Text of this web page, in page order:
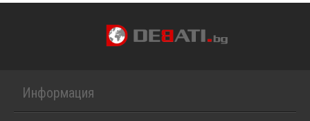
Информация